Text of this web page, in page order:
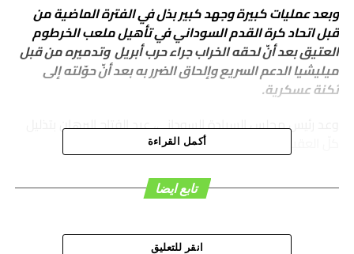
وبعد عمليات كبيرة وجهد كبير بذل في الفترة الماضية من
قبل اتحاد كرة القدم السوداني في تأهيل ملعب الخرطوم
العتيق بعد أنّ لحقه الخراب جراء حرب أبريل وتدميره من قبل
ميليشيا الدعم السريع وإلحاق الضرر به بعد أنّ حوّلته إلى
ثكنة عسكرية.
وعد رئيس مجلس السيادة السوداني، عبد الفتاح البرهان بتذليل
كلّ العقبات التي تواجه قطاع الرياضة بالبلاد.
في السياق، قال رئيس الاتحاد السوداني لكرة القدم، معتصم
أكمل القراءة
تابع ايضا
انقر للتعليق